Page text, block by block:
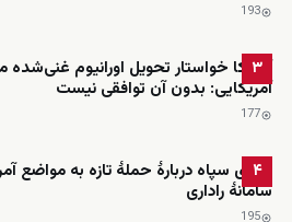
193
۳
آمریکا خواستار تحویل اورانیوم
آمریکایی: بدون آن توافقی نیست
177
۴
ادعای سپاه دربارهٔ حملهٔ تازه به مواضع
سامانهٔ راداری
195